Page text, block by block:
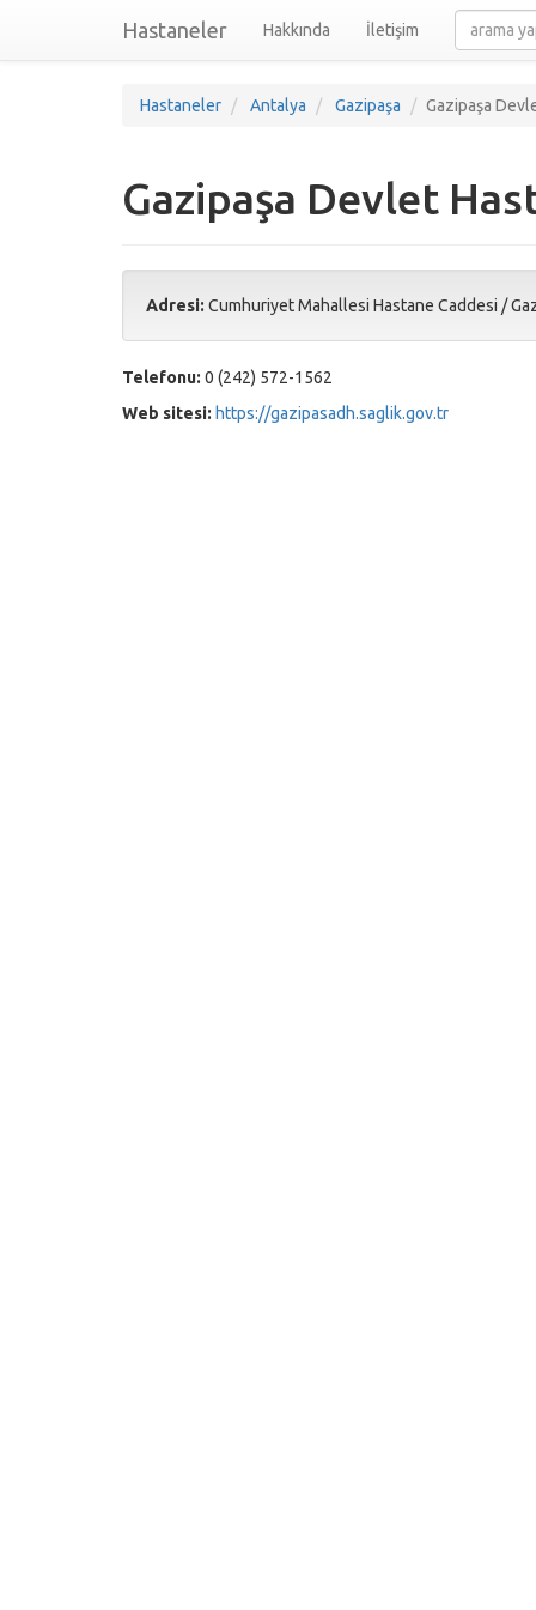
Hastaneler Hakkında İletişim
Hastaneler Antalya Gazipaşa Gazipaşa
Gazipaşa Devlet
Adresi: Cumhuriyet Mahallesi Hastane Caddesi /
Telefonu: 0 (242) 572-1562
Web sitesi: https://gazipasadh.saglik.gov.tr